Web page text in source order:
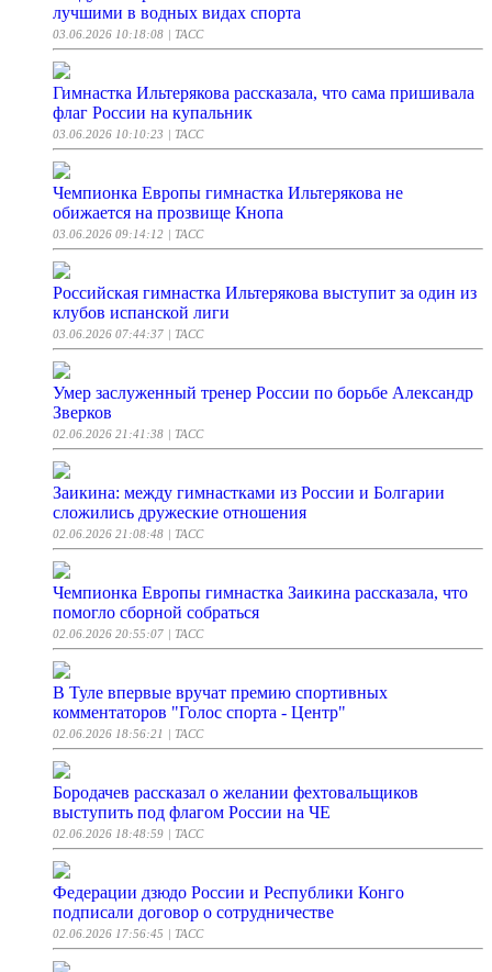
лучшими в водных видах спорта
03.06.2026 10:18:08 | ТАСС
Гимнастка Ильтерякова рассказала, что сама пришивала
флаг России на купальник
03.06.2026 10:10:23 | ТАСС
Чемпионка Европы гимнастка Ильтерякова не
обижается на прозвище Кнопа
03.06.2026 09:14:12 | ТАСС
Российская гимнастка Ильтерякова выступит за один из
клубов испанской лиги
03.06.2026 07:44:37 | ТАСС
Умер заслуженный тренер России по борьбе Александр
Зверков
02.06.2026 21:41:38 | ТАСС
Заикина: между гимнастками из России и Болгарии
сложились дружеские отношения
02.06.2026 21:08:48 | ТАСС
Чемпионка Европы гимнастка Заикина рассказала, что
помогло сборной собраться
02.06.2026 20:55:07 | ТАСС
В Туле впервые вручат премию спортивных
комментаторов "Голос спорта - Центр"
02.06.2026 18:56:21 | ТАСС
Бородачев рассказал о желании фехтовальщиков
выступить под флагом России на ЧЕ
02.06.2026 18:48:59 | ТАСС
Федерации дзюдо России и Республики Конго
подписали договор о сотрудничестве
02.06.2026 17:56:45 | ТАСС